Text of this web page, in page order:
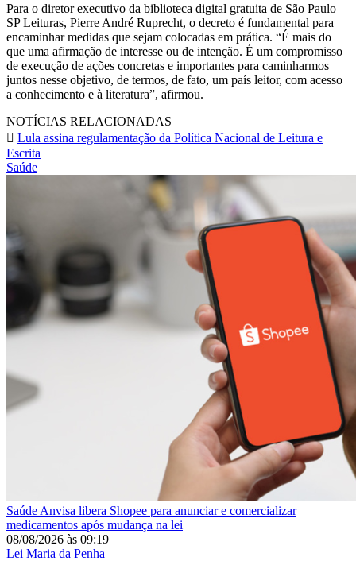
Para o diretor executivo da biblioteca digital gratuita de São Paulo
SP Leituras, Pierre André Ruprecht, o decreto é fundamental para
encaminhar medidas que sejam colocadas em prática. “É mais do
que uma afirmação de interesse ou de intenção. É um compromisso
de execução de ações concretas e importantes para caminharmos
juntos nesse objetivo, de termos, de fato, um país leitor, com acesso
a conhecimento e à literatura”, afirmou.
NOTÍCIAS RELACIONADAS
Lula assina regulamentação da Política Nacional de Leitura e
Escrita
Saúde
Saúde Anvisa libera Shopee para anunciar e comercializar
medicamentos após mudança na lei
08/08/2026 às 09:19
Lei Maria da Penha